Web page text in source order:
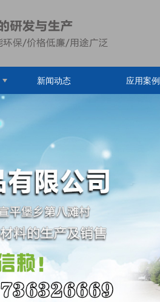
新闻动态 应用案例